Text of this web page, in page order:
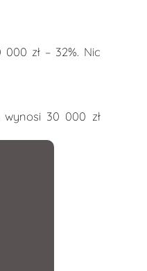
zł – 32%. Nic
30 000 zł